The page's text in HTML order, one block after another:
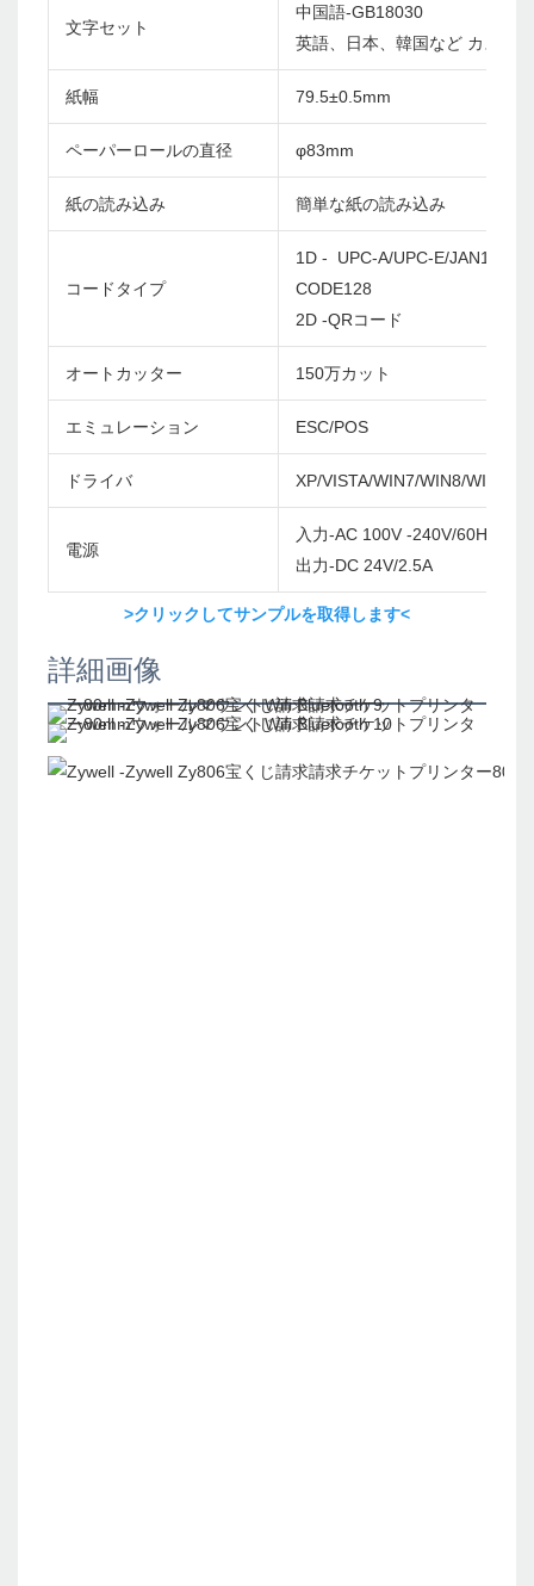
文字セット
中国語-GB18030
英語、日本、韓国など カスタ
紙幅 79.5±0.5mm
ペーパーロールの直径 φ83mm
紙の読み込み 簡単な紙の読み込み
コードタイプ
1D - UPC-A/UPC-E/
CODE128
2D -QRコード
オートカッター 150万カット
エミュレーション ESC/POS
ドライバ XP/VISTA/WIN7/WIN8/WIN10/
電源
入力-AC 100V -240V/60Hz
出力-DC 24V/2.5A
>クリックしてサンプルを取得します<
詳細画像